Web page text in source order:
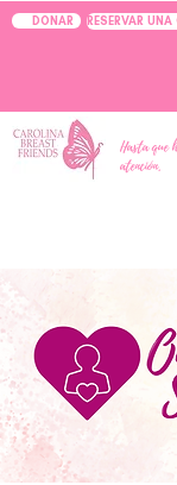
DONAR RESERVAR
Hasta que
atención.